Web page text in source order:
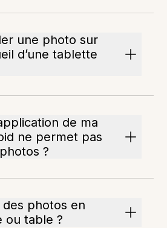
une photo sur
d’une tablette
de ma
ne permet pas
?
photos en
ou table ?